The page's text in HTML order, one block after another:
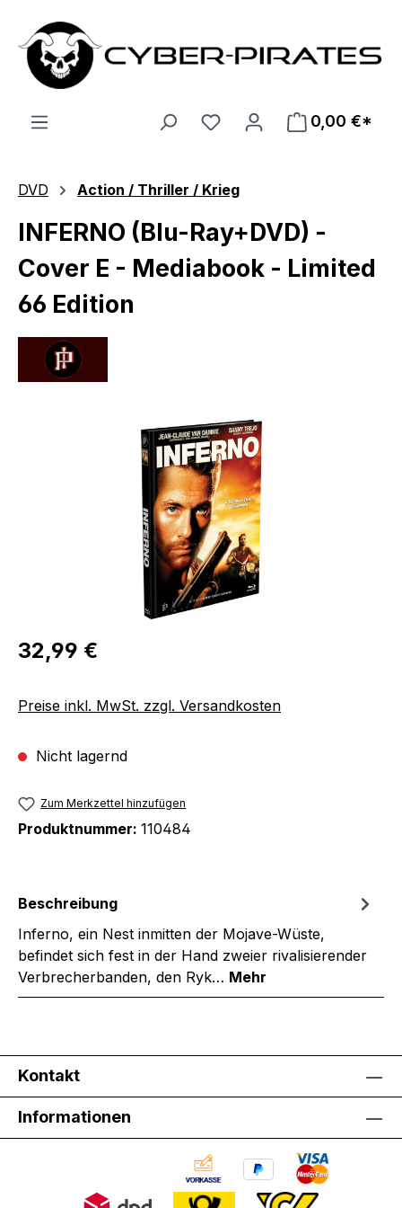
Zum Hauptinhalt springen
0,00 €*
DVD Action / Thriller / Krieg
INFERNO (Blu-Ray+DVD) -
Cover E - Mediabook - Limited
66 Edition
Bildergalerie überspringen
Regulärer Preis:
32,99 €
Preise inkl. MwSt. zzgl. Versandkosten
Nicht lagernd
Zum Merkzettel hinzufügen
Produktnummer: 110484
Beschreibung
Inferno, ein Nest inmitten der Mojave-Wüste,
befindet sich fest in der Hand zweier rivalisierender
Verbrecherbanden, den Ryk… Mehr
Kontakt
Informationen